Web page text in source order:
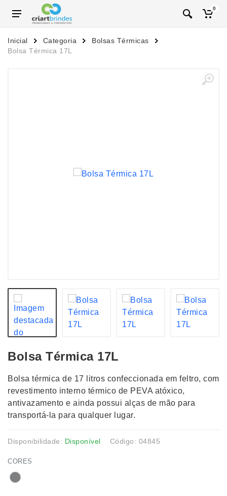
0
Inicial Categoria
Bolsas Térmicas
Bolsa Térmica 17L
Bolsa Térmica 17L
Bolsa térmica de 17 litros confeccionada em feltro, com
revestimento interno térmico de PEVA atóxico,
antivazamento e ainda possui alças de mão para
transportá-la para qualquer lugar.
Disponibilidade: Disponível Código: 04845
CORES